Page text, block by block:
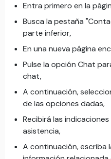
Entra primero en la
Busca la pestaña
parte inferior,
En una nueva página
Pulse la opción Chat
chat,
A continuación,
de las opciones dadas,
Recibirá las
asistencia,
A continuación, escriba